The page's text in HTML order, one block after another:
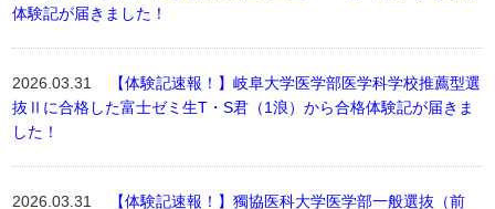
体験記が届きました！
2026.03.31
【体験記速報！】岐阜大学医学部医学科学校推薦型選
抜Ⅱに合格した富士ゼミ生T・S君（1浪）から合格体験記が届きま
した！
2026.03.31
【体験記速報！】獨協医科大学医学部一般選抜（前